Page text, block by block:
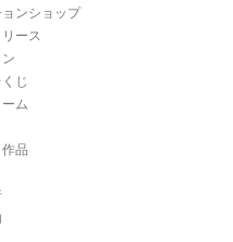
ンショップ
ース
じ
ム
品